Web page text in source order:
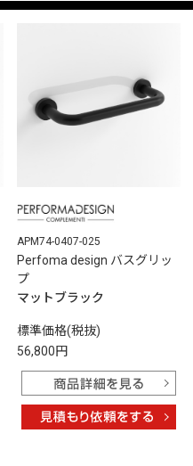
APM74-0407-025
Perfoma design バスグリッ
プ
マットブラック
標準価格(税抜)
56,800円